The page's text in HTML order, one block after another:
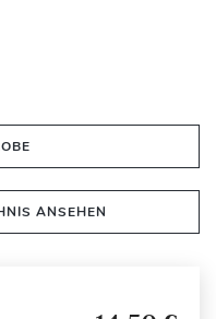
ANSEHEN